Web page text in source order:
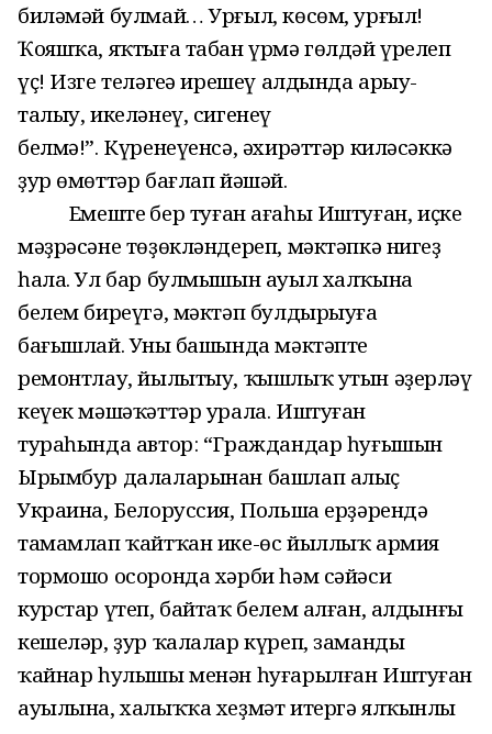
биләмәй булмай… Урғыл, көсөм, урғыл!
Ҡояшҡа, яҡтыға табан үрмә гөлдәй үрелеп
үҫ! Изге теләгеңә ирешеү алдында арыу-
талыу, икеләнеү, сигенеү
белмә!”. Күренеүенсә, әхирәттәр киләсәккә
ҙур өмөттәр бағлап йәшәй.
Емештең бер туған ағаһы Иштуған, иҫке
мәҙрәсәне төҙөкләндереп, мәктәпкә нигеҙ
һала. Ул бар булмышын ауыл халҡына
белем биреүгә, мәктәп булдырыуға
бағышлай. Уның башында мәктәпте
ремонтлау, йылытыу, ҡышлыҡ утын әҙерләү
кеүек мәшәҡәттәр урала. Иштуған
тураһында автор: “Граждандар һуғышын
Ырымбур далаларынан башлап алыҫ
Украина, Белоруссия, Польша ерҙәрендә
тамамлап ҡайтҡан ике-өс йыллыҡ армия
тормошо осоронда хәрби һәм сәйәси
курстар үтеп, байтаҡ белем алған, алдынғы
кешеләр, ҙур ҡалалар күреп, замандың
ҡайнар һулышы менән һуғарылған Иштуған
ауылына, халыҡҡа хеҙмәт итергә ялҡынлы